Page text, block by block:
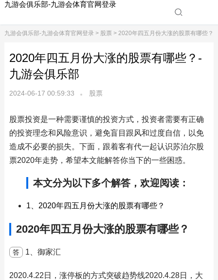
九游会俱乐部-九游会体育官网登录
九游会俱乐部-九游会体育官网登录> 股票> 2020年四五月份大涨的股票有哪些？
2020年四五月份大涨的股票有哪些？-
九游会俱乐部
2024-06-17 00:59:33 股票
股票投资是一种需要谨慎的投资方式，投资者需要有正确
的投资理念和风险意识，避免盲目跟风和过度自信，以免
造成不必要的损失。下面，跟着客有代一起认识苏泊尔股
票2020年走势，希望本文能解答你当下的一些困惑。
本文分为以下多个解答，欢迎阅读：
1、2020年四五月份大涨的股票有哪些？
2020年四五月份大涨的股票有哪些？
答 1、御家汇
2020.4.22日，涨停板的方式突破趋势线2020.4.28日，大